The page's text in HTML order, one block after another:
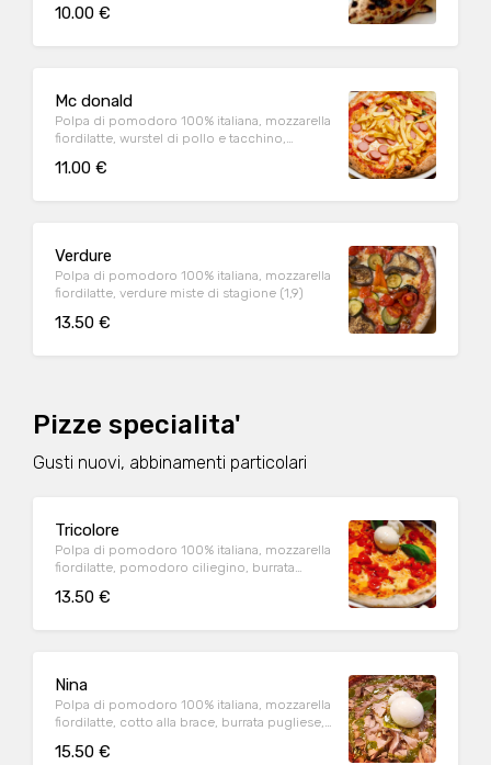
10.00 €
Mc donald
Polpa di pomodoro 100% italiana, mozzarella
fiordilatte, wurstel di pollo e tacchino,
11.00 €
Verdure
Polpa di pomodoro 100% italiana, mozzarella
fiordilatte, verdure miste di stagione (1,9)
13.50 €
Pizze specialita'
Gusti nuovi, abbinamenti particolari
Tricolore
Polpa di pomodoro 100% italiana, mozzarella
fiordilatte, pomodoro ciliegino, burrata
13.50 €
Nina
Polpa di pomodoro 100% italiana, mozzarella
fiordilatte, cotto alla brace, burrata pugliese,
15.50 €